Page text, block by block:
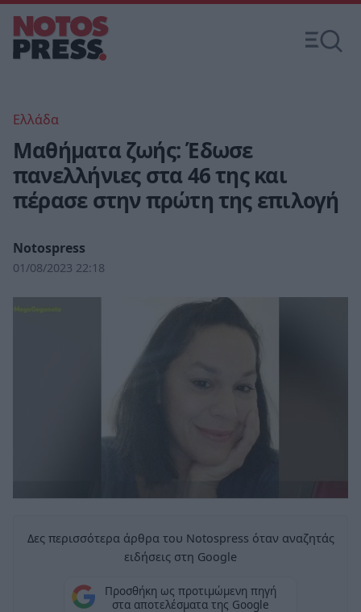
Ελλάδα
Μαθήματα ζωής: Έδωσε
πανελλήνιες στα 46 της και
πέρασε στην πρώτη της επιλογή
Notospress
01/08/2023 22:18
Δες περισσότερα άρθρα του Notospress όταν αναζητάς
ειδήσεις στη Google
Προσθήκη ως προτιμώμενη πηγή
στα αποτελέσματα της Google